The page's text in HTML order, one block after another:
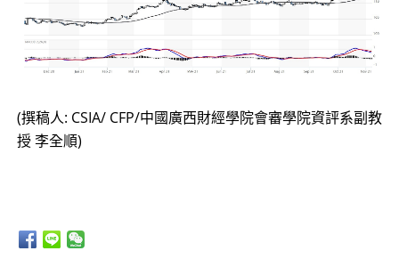
(撰稿人: CSIA/ CFP/中國廣西財經學院會審學院資評系副教
授 李全順)